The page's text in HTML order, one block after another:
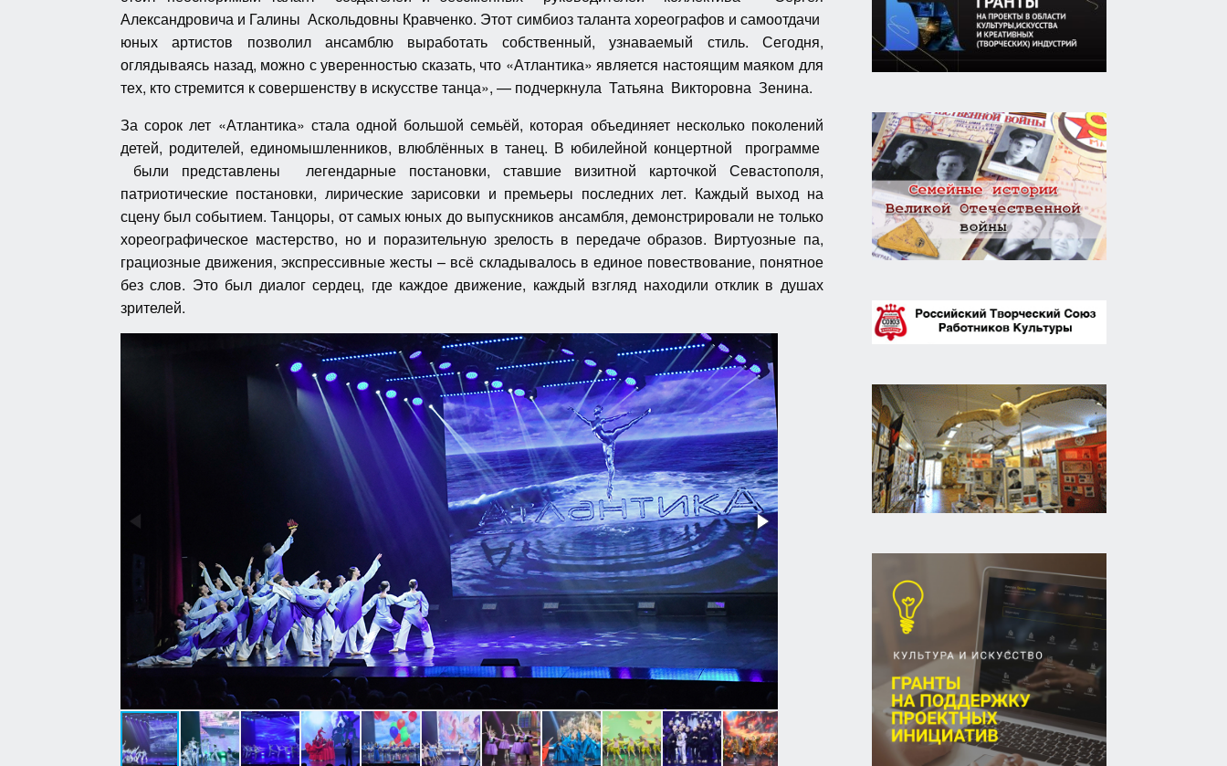
Александровича и Галины Аскольдовны Кравченко. Этот симбиоз таланта хореографов и самоотдачи
юных артистов позволил ансамблю выработать собственный, узнаваемый стиль. Сегодня,
оглядываясь назад, можно с уверенностью сказать, что «Атлантика» является настоящим маяком для
тех, кто стремится к совершенству в искусстве танца», — подчеркнула Татьяна Викторовна Зенина.
За сорок лет «Атлантика» стала одной большой семьёй, которая объединяет несколько поколений
детей, родителей, единомышленников, влюблённых в танец. В юбилейной концертной программе
были представлены легендарные постановки, ставшие визитной карточкой Севастополя,
патриотические постановки, лирические зарисовки и премьеры последних лет. Каждый выход на
сцену был событием. Танцоры, от самых юных до выпускников ансамбля, демонстрировали не только
хореографическое мастерство, но и поразительную зрелость в передаче образов. Виртуозные па,
грациозные движения, экспрессивные жесты – всё складывалось в единое повествование, понятное
без слов. Это был диалог сердец, где каждое движение, каждый взгляд находили отклик в душах
зрителей.